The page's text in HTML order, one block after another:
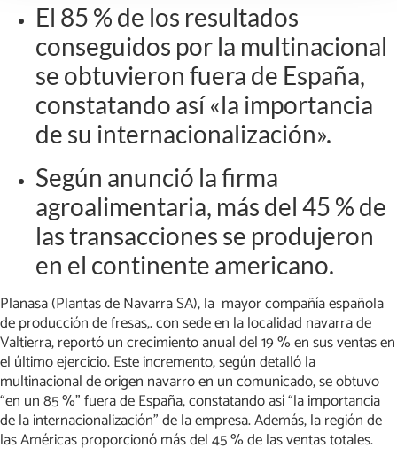
El 85 % de los resultados
conseguidos por la multinacional
se obtuvieron fuera de España,
constatando así «la importancia
de su internacionalización».
Según anunció la firma
agroalimentaria, más del 45 % de
las transacciones se produjeron
en el continente americano.
Planasa (Plantas de Navarra SA), la mayor compañía española
de producción de fresas,. con sede en la localidad navarra de
Valtierra, reportó un crecimiento anual del 19 % en sus ventas en
el último ejercicio. Este incremento, según detalló la
multinacional de origen navarro en un comunicado, se obtuvo
“en un 85 %” fuera de España, constatando así “la importancia
de la internacionalización” de la empresa. Además, la región de
las Américas proporcionó más del 45 % de las ventas totales.